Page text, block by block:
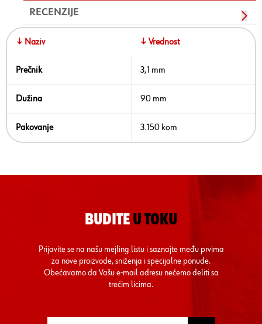
RECENZIJE
↓ Naziv ↓ Vrednost
Prečnik 3,1 mm
Dužina 90 mm
Pakovanje 3.150 kom
BUDITE U TOKU
Prijavite se na našu mejling listu i saznajte među prvima
za nove proizvode, sniženja i specijalne ponude.
Obećavamo da Vašu e-mail adresu nećemo deliti sa
trećim licima.